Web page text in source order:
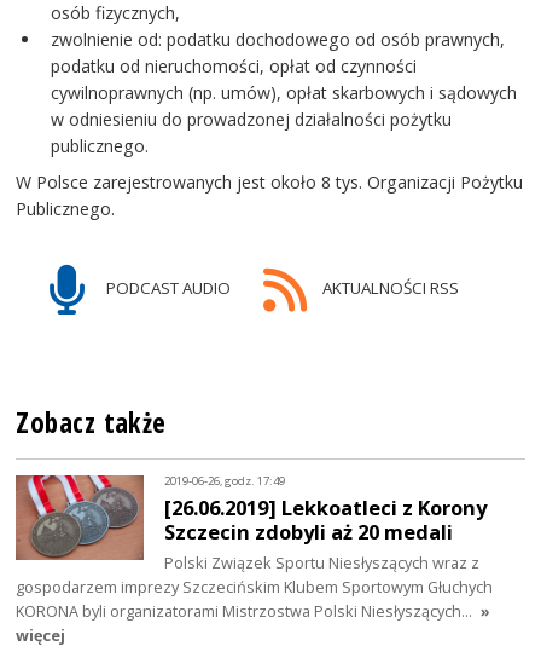
osób fizycznych,
zwolnienie od: podatku dochodowego od osób prawnych,
podatku od nieruchomości, opłat od czynności
cywilnoprawnych (np. umów), opłat skarbowych i sądowych
w odniesieniu do prowadzonej działalności pożytku
publicznego.
W Polsce zarejestrowanych jest około 8 tys. Organizacji Pożytku
Publicznego.
PODCAST AUDIO AKTUALNOŚCI RSS
Zobacz także
2019-06-26, godz. 17:49
[26.06.2019] Lekkoatleci z Korony
Szczecin zdobyli aż 20 medali
Polski Związek Sportu Niesłyszących wraz z
gospodarzem imprezy Szczecińskim Klubem Sportowym Głuchych
KORONA byli organizatorami Mistrzostwa Polski Niesłyszących… »
więcej